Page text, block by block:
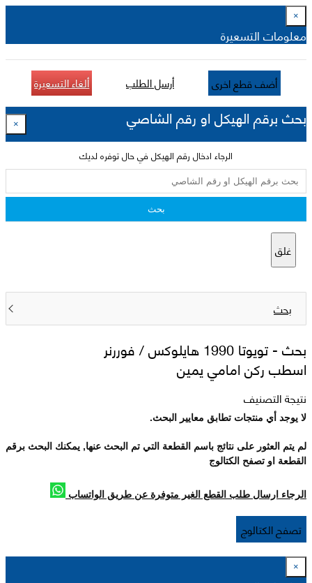
×
معلومات التسعيرة
أضف قطع اخرى أرسل الطلب ألغاء التسعيرة
بحث برقم الهيكل او رقم الشاصي ×
الرجاء ادخال رقم الهيكل في حال توفره لديك
بحث
غلق
بحث
بحث - تويوتا 1990 هايلوکس / فوررنر
اسطب ركن امامي يمين
نتيجة التصنيف
لا يوجد أي منتجات تطابق معايير البحث.
لم يتم العثور على نتائج باسم القطعة التي تم البحث عنها, يمكنك البحث برقم
القطعة او تصفح الكتالوج
الرجاء ارسال طلب القطع الغير متوفرة عن طريق الواتساب
تصفح الكتالوج
×